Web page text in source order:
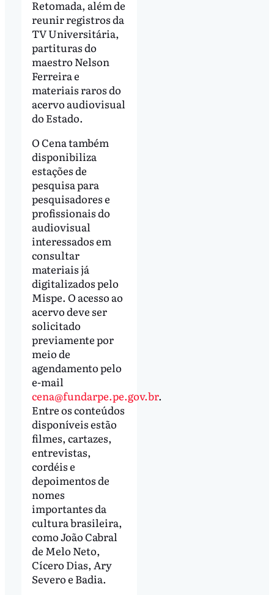
Retomada, além de
reunir registros da
TV Universitária,
partituras do
maestro Nelson
Ferreira e
materiais raros do
acervo audiovisual
do Estado.
O Cena também
disponibiliza
estações de
pesquisa para
pesquisadores e
profissionais do
audiovisual
interessados em
consultar
materiais já
digitalizados pelo
Mispe. O acesso ao
acervo deve ser
solicitado
previamente por
meio de
agendamento pelo
e-mail
cena@fundarpe.pe.gov.br.
Entre os conteúdos
disponíveis estão
filmes, cartazes,
entrevistas,
cordéis e
depoimentos de
nomes
importantes da
cultura brasileira,
como João Cabral
de Melo Neto,
Cícero Dias, Ary
Severo e Badia.